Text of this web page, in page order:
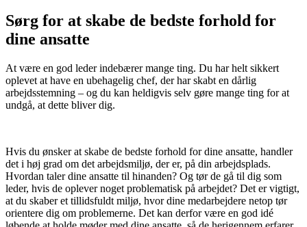
Sørg for at skabe de bedste forhold for
dine ansatte
At være en god leder indebærer mange ting. Du har helt sikkert
oplevet at have en ubehagelig chef, der har skabt en dårlig
arbejdsstemning – og du kan heldigvis selv gøre mange ting for at
undgå, at dette bliver dig.
Hvis du ønsker at skabe de bedste forhold for dine ansatte, handler
det i høj grad om det arbejdsmiljø, der er, på din arbejdsplads.
Hvordan taler dine ansatte til hinanden? Og tør de gå til dig som
leder, hvis de oplever noget problematisk på arbejdet? Det er vigtigt,
at du skaber et tillidsfuldt miljø, hvor dine medarbejdere netop tør
orientere dig om problemerne. Det kan derfor være en god idé